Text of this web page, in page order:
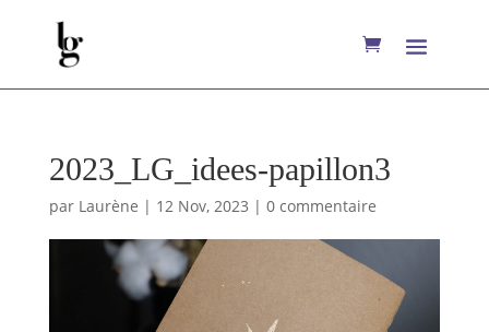
2023_LG_idees-papillon3
par Laurène | 12 Nov, 2023 | 0 commentaire